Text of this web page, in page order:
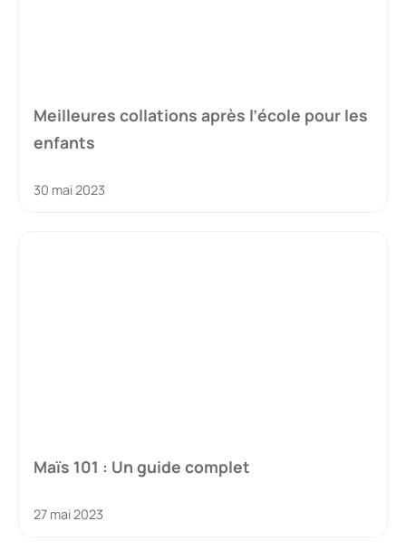
Meilleures collations après l’école pour les
enfants
30 mai 2023
Maïs 101 : Un guide complet
27 mai 2023